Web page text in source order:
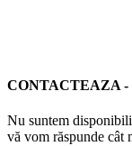
CONTACTEAZA -
Nu suntem
vă vom răspunde cât